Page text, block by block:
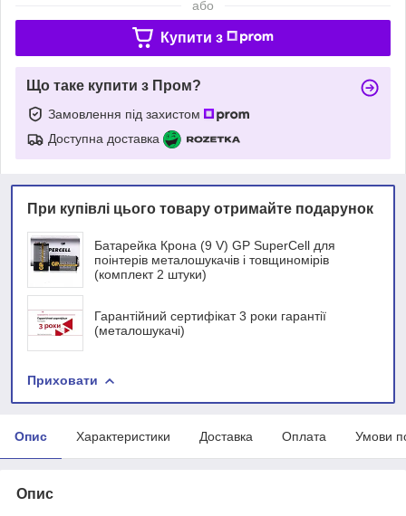
або
Купити з
Що таке купити з Пром?
Замовлення під захистом
Доступна доставка
При купівлі цього товару отримайте подарунок
Батарейка Крона (9 V) GP SuperCell для
поінтерів металошукачів і товщиномірів
(комплект 2 штуки)
Гарантійний сертифікат 3 роки гарантії
(металошукачі)
Приховати
Опис Характеристики Доставка Оплата Умови
Опис